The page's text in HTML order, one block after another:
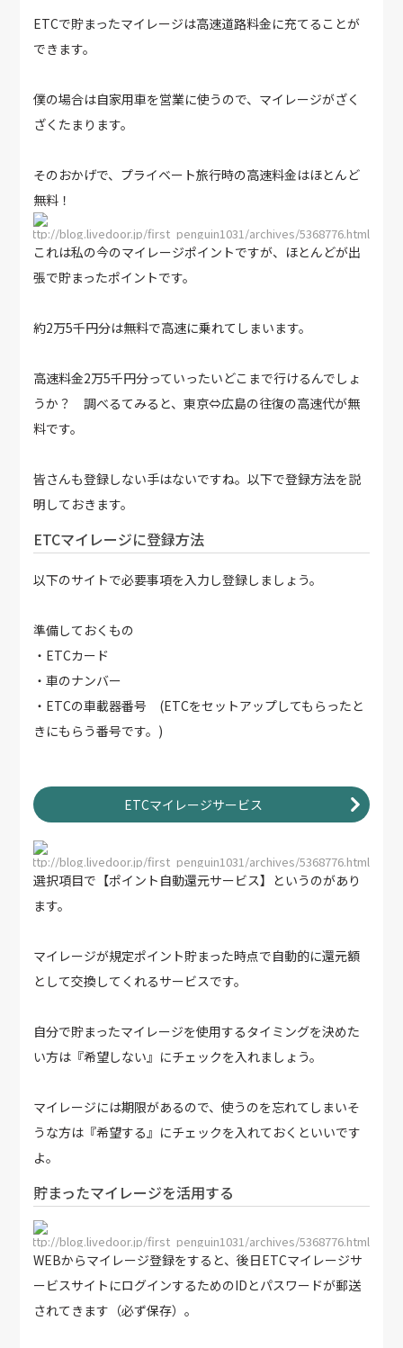
ETCで貯まったマイレージは高速道路料金に充てることが
できます。
僕の場合は自家用車を営業に使うので、マイレージがざく
ざくたまります。
そのおかげで、プライベート旅行時の高速料金はほとんど
無料！
http://blog.livedoor.jp/first_penguin1031/archives/5368776.html
これは私の今のマイレージポイントですが、ほとんどが出
張で貯まったポイントです。
約2万5千円分は無料で高速に乗れてしまいます。
高速料金2万5千円分っていったいどこまで行けるんでしょ
うか？ 調べるてみると、東京⇔広島の往復の高速代が無
料です。
皆さんも登録しない手はないですね。以下で登録方法を説
明しておきます。
ETCマイレージに登録方法
以下のサイトで必要事項を入力し登録しましょう。
準備しておくもの
・ETCカード
・車のナンバー
・ETCの車載器番号 (ETCをセットアップしてもらったと
きにもらう番号です。)
ETCマイレージサービス
http://blog.livedoor.jp/first_penguin1031/archives/5368776.html
選択項目で【ポイント自動還元サービス】というのがあり
ます。
マイレージが規定ポイント貯まった時点で自動的に還元額
として交換してくれるサービスです。
自分で貯まったマイレージを使用するタイミングを決めた
い方は『希望しない』にチェックを入れましょう。
マイレージには期限があるので、使うのを忘れてしまいそ
うな方は『希望する』にチェックを入れておくといいです
よ。
貯まったマイレージを活用する
http://blog.livedoor.jp/first_penguin1031/archives/5368776.html
WEBからマイレージ登録をすると、後日ETCマイレージサ
ービスサイトにログインするためのIDとパスワードが郵送
されてきます（必ず保存）。